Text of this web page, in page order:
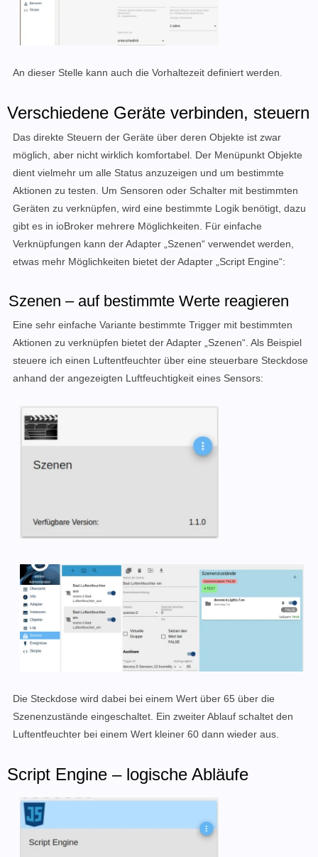
An dieser Stelle kann auch die Vorhaltezeit definiert werden.
Verschiedene Geräte verbinden, steuern
Das direkte Steuern der Geräte über deren Objekte ist zwar
möglich, aber nicht wirklich komfortabel. Der Menüpunkt Objekte
dient vielmehr um alle Status anzuzeigen und um bestimmte
Aktionen zu testen. Um Sensoren oder Schalter mit bestimmten
Geräten zu verknüpfen, wird eine bestimmte Logik benötigt, dazu
gibt es in ioBroker mehrere Möglichkeiten. Für einfache
Verknüpfungen kann der Adapter „Szenen“ verwendet werden,
etwas mehr Möglichkeiten bietet der Adapter „Script Engine“:
Szenen – auf bestimmte Werte reagieren
Eine sehr einfache Variante bestimmte Trigger mit bestimmten
Aktionen zu verknüpfen bietet der Adapter „Szenen“. Als Beispiel
steuere ich einen Luftentfeuchter über eine steuerbare Steckdose
anhand der angezeigten Luftfeuchtigkeit eines Sensors:
Die Steckdose wird dabei bei einem Wert über 65 über die
Szenenzustände eingeschaltet. Ein zweiter Ablauf schaltet den
Luftentfeuchter bei einem Wert kleiner 60 dann wieder aus.
Script Engine – logische Abläufe